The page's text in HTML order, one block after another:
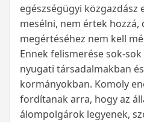
egészségügyi közgazdász
mesélni, nem értek hozzá,
megértéséhez nem kell
Ennek felismerése sok-
nyugati társadalmakban és
kormányokban. Komoly
fordítanak arra, hogy az
álompolgárok legyenek,